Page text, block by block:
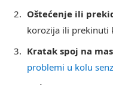
Oštećenje ili
korozija ili prekinuti
Kratak spoj na
problemi u kolu